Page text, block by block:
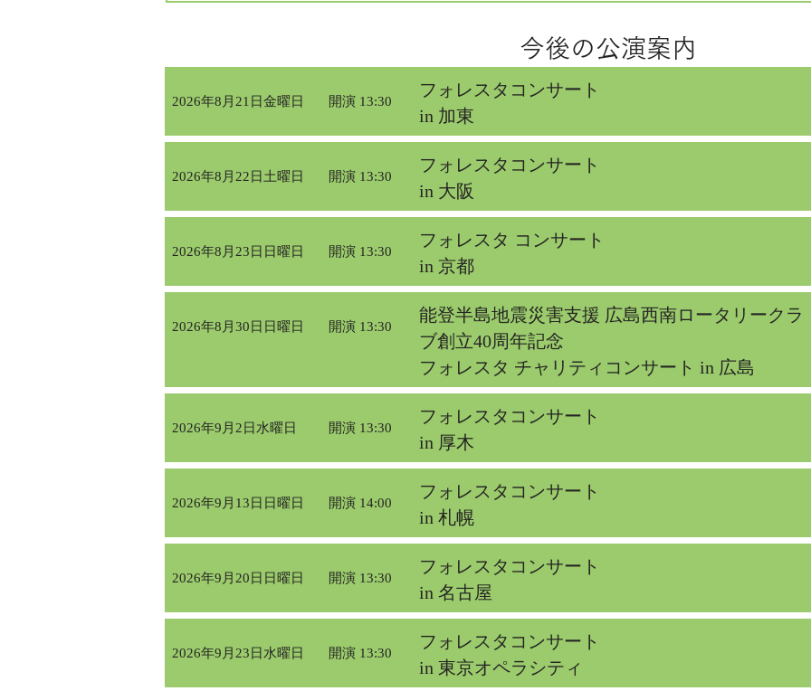
今後の公演案内
2026年8月21日金曜日 開演 13:30
フォレスタコンサート
in 加東
2026年8月22日土曜日 開演 13:30
フォレスタコンサート
in 大阪
2026年8月23日日曜日 開演 13:30
フォレスタ コンサート
in 京都
2026年8月30日日曜日 開演 13:30
能登半島地震災害支援 広島西南ロータリークラ
ブ創立40周年記念
フォレスタ チャリティコンサート in 広島
2026年9月2日水曜日 開演 13:30
フォレスタコンサート
in 厚木
2026年9月13日日曜日 開演 14:00
フォレスタコンサート
in 札幌
2026年9月20日日曜日 開演 13:30
フォレスタコンサート
in 名古屋
2026年9月23日水曜日 開演 13:30
フォレスタコンサート
in 東京オペラシティ